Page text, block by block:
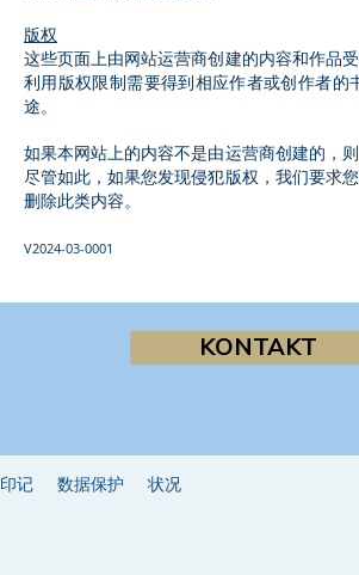
版权
这些页面上由网站运营商创建的内容和作品
利用版权限制需要得到相应作者或创作者
途。
如果本网站上的内容不是由运营商创建的，
尽管如此，如果您发现侵犯版权，我们要求
删除此类内容。
V2024-03-0001
KONTAKT
印记 数据保护 状况